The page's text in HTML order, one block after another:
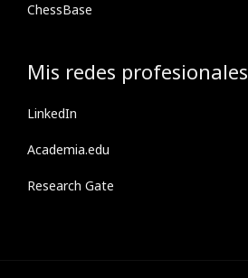
ChessBase
Mis redes profesionales
LinkedIn
Academia.edu
Research Gate